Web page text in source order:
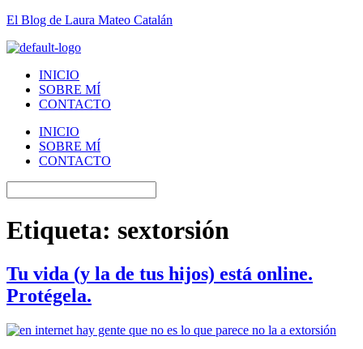
El Blog de Laura Mateo Catalán
INICIO
SOBRE MÍ
CONTACTO
INICIO
SOBRE MÍ
CONTACTO
Etiqueta: sextorsión
Tu vida (y la de tus hijos) está online.
Protégela.